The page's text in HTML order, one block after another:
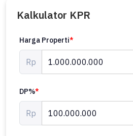
Kalkulator KPR
Harga Properti*
Rp
DP%*
Rp